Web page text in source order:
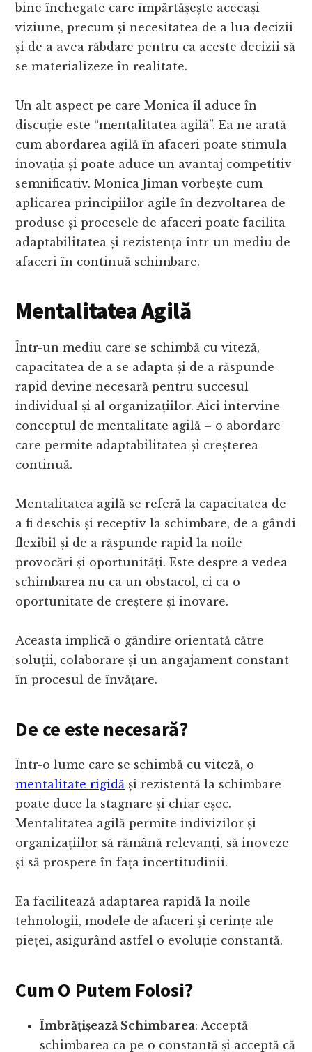
bine închegate care împărtășește aceeași
viziune, precum și necesitatea de a lua decizii
și de a avea răbdare pentru ca aceste decizii să
se materializeze în realitate.
Un alt aspect pe care Monica îl aduce în
discuție este “mentalitatea agilă”. Ea ne arată
cum abordarea agilă în afaceri poate stimula
inovația și poate aduce un avantaj competitiv
semnificativ. Monica Jiman vorbește cum
aplicarea principiilor agile în dezvoltarea de
produse și procesele de afaceri poate facilita
adaptabilitatea și rezistența într-un mediu de
afaceri în continuă schimbare.
Mentalitatea Agilă
Într-un mediu care se schimbă cu viteză,
capacitatea de a se adapta și de a răspunde
rapid devine necesară pentru succesul
individual și al organizațiilor. Aici intervine
conceptul de mentalitate agilă – o abordare
care permite adaptabilitatea și creșterea
continuă.
Mentalitatea agilă se referă la capacitatea de
a fi deschis și receptiv la schimbare, de a gândi
flexibil și de a răspunde rapid la noile
provocări și oportunități. Este despre a vedea
schimbarea nu ca un obstacol, ci ca o
oportunitate de creștere și inovare.
Aceasta implică o gândire orientată către
soluții, colaborare și un angajament constant
în procesul de învățare.
De ce este necesară?
Într-o lume care se schimbă cu viteză, o
mentalitate rigidă și rezistentă la schimbare
poate duce la stagnare și chiar eșec.
Mentalitatea agilă permite indivizilor și
organizațiilor să rămână relevanți, să inoveze
și să prospere în fața incertitudinii.
Ea facilitează adaptarea rapidă la noile
tehnologii, modele de afaceri și cerințe ale
pieței, asigurând astfel o evoluție constantă.
Cum O Putem Folosi?
Îmbrățișează Schimbarea: Acceptă
schimbarea ca pe o constantă și acceptă că